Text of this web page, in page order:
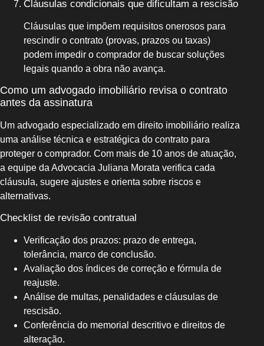
Cláusulas condicionais que dificultam a rescisão
Cláusulas que impõem requisitos onerosos para
rescindir o contrato (provas, prazos ou taxas)
podem impedir o comprador de buscar soluções
legais quando a obra não avança.
Como um advogado imobiliário revisa o contrato
antes da assinatura
Um advogado especializado em direito imobiliário realiza
uma análise técnica e estratégica do contrato para
proteger o comprador. Com mais de 10 anos de atuação,
a equipe da Advocacia Juliana Morata verifica cada
cláusula, sugere ajustes e orienta sobre riscos e
alternativas.
Checklist de revisão contratual
Verificação dos prazos: prazo de entrega,
tolerância, marco de conclusão.
Avaliação dos índices de correção e fórmula de
reajuste.
Análise de multas, penalidades e cláusulas de
rescisão.
Conferência do memorial descritivo e direitos de
alteração.